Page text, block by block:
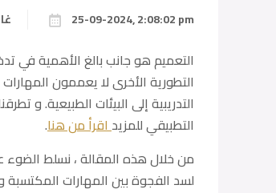
25-09-2024, 2:08:02 pm
التعميم هو جانب بالغ الأهمية في
التطورية الأخرى لا يعممون المهارات
التدريبية إلى البيئات الطبيعية. و
التطبيقي للمزيداقرأ من هنا.
من خلال هذه المقالة ، نسلط الضوء
لسد الفجوة بين المهارات